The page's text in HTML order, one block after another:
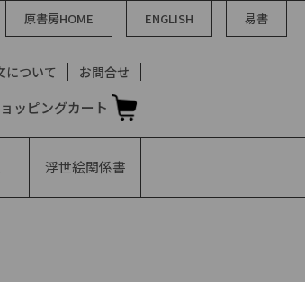
原書房HOME ENGLISH 易書
について お問合せ
ッピングカート
浮世絵関係書